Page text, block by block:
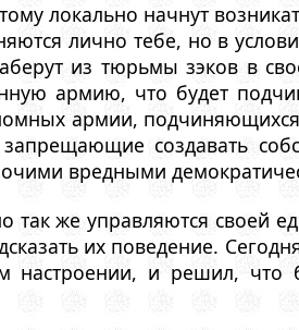
локально начнут
лично тебе, но в
из тюрьмы зэков в
армию, что будет
армии,
создавать
вредными
так же управляются своей
их поведение.
настроении, и решил,